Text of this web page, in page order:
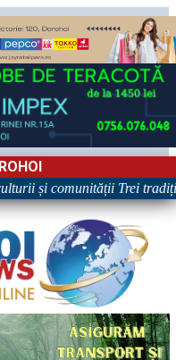
și comunității Trei